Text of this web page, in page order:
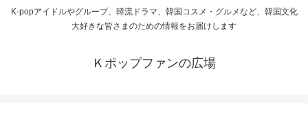
K-popアイドルやグループ、韓流ドラマ、韓国コスメ・グルメなど、韓国文化
大好きな皆さまのための情報をお届けします
Ｋポップファンの広場